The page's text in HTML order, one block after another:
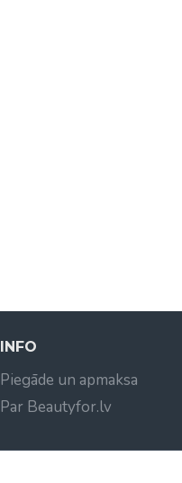
INFO
Piegāde un apmaksa
Par Beautyfor.lv